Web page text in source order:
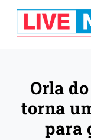
Orla
torna
para